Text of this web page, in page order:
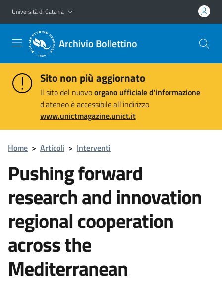
Vai al contenuto principale
Vai al menu di navigazione
Università di Catania
Archivio Bollettino
Sito non più aggiornato
Il sito del nuovoorgano ufficiale d'informazione
d'ateneo è accessibile all'indirizzo
www.unictmagazine.unict.it
Home > Articoli > Interventi
Pushing forward
research and innovation
regional cooperation
across the
Mediterranean